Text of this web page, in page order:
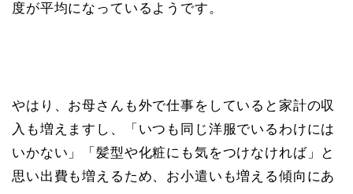
度が平均になっているようです。
やはり、お母さんも外で仕事をしていると家計の収
入も増えますし、「いつも同じ洋服でいるわけには
いかない」「髪型や化粧にも気をつけなければ」と
思い出費も増えるため、お小遣いも増える傾向にあ